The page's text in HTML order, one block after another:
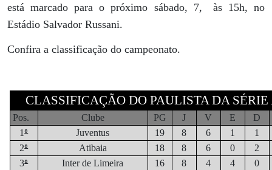
está marcado para o próximo sábado, 7,
às 15h, no
Estádio Salvador Russani.
Confira a classificação do campeonato.
CLASSIFICAÇÃO DO PAULISTA DA SÉRIE
Pos. Clube PG J V E
D
1º Juventus 19 8 6 1
1
2º Atibaia 18 8 6 0
2
3º Inter de Limeira 16 8 4 4
0